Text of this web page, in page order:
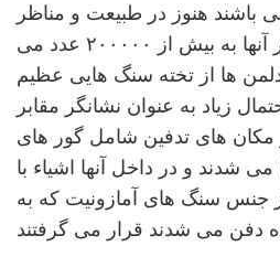
باشند هنوز در طبیعت و مناظر
کره حضور دارند و شمار آنها به بیش از ۲۰۰۰۰۰ عدد می
ها از تخته سنگ هایی عظیم
زیاد به عنوان نشانگر مقابر
مکان های تدفین شامل گور های
و در داخل آنها اشیاء با
جنس سنگ های آمازونیت که به